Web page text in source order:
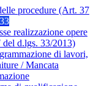
procedure (Art. 37
33
realizzazione opere
d.lgs. 33/2013)
di lavori,
/ Mancata